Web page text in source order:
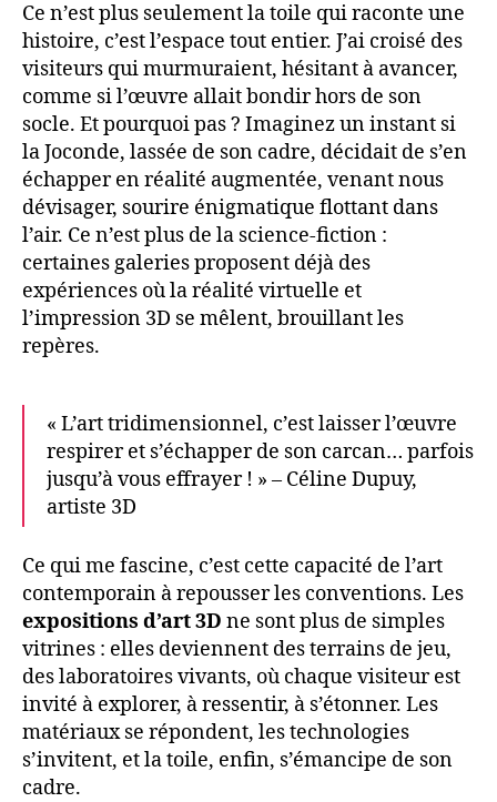
Ce n’est plus seulement la toile qui raconte une
histoire, c’est l’espace tout entier. J’ai croisé des
visiteurs qui murmuraient, hésitant à avancer,
comme si l’œuvre allait bondir hors de son
socle. Et pourquoi pas ? Imaginez un instant si
la Joconde, lassée de son cadre, décidait de s’en
échapper en réalité augmentée, venant nous
dévisager, sourire énigmatique flottant dans
l’air. Ce n’est plus de la science-fiction :
certaines galeries proposent déjà des
expériences où la réalité virtuelle et
l’impression 3D se mêlent, brouillant les
repères.
« L’art tridimensionnel, c’est laisser l’œuvre
respirer et s’échapper de son carcan… parfois
jusqu’à vous effrayer ! » – Céline Dupuy,
artiste 3D
Ce qui me fascine, c’est cette capacité de l’art
contemporain à repousser les conventions. Les
expositions d’art 3D ne sont plus de simples
vitrines : elles deviennent des terrains de jeu,
des laboratoires vivants, où chaque visiteur est
invité à explorer, à ressentir, à s’étonner. Les
matériaux se répondent, les technologies
s’invitent, et la toile, enfin, s’émancipe de son
cadre.